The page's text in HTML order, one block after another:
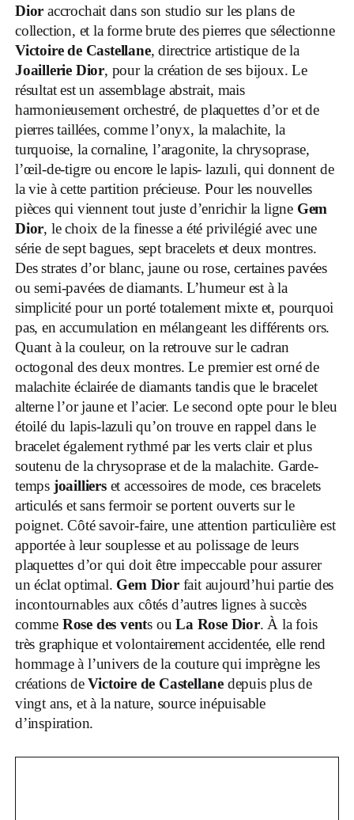
Dior accrochait dans son studio sur les plans de
collection, et la forme brute des pierres que sélectionne
Victoire de Castellane, directrice artistique de la
Joaillerie Dior, pour la création de ses bijoux. Le
résultat est un assemblage abstrait, mais
harmonieusement orchestré, de plaquettes d’or et de
pierres taillées, comme l’onyx, la malachite, la
turquoise, la cornaline, l’aragonite, la chrysoprase,
l’œil-de-tigre ou encore le lapis- lazuli, qui donnent de
la vie à cette partition précieuse. Pour les nouvelles
pièces qui viennent tout juste d’enrichir la ligne Gem
Dior, le choix de la finesse a été privilégié avec une
série de sept bagues, sept bracelets et deux montres.
Des strates d’or blanc, jaune ou rose, certaines pavées
ou semi-pavées de diamants. L’humeur est à la
simplicité pour un porté totalement mixte et, pourquoi
pas, en accumulation en mélangeant les différents ors.
Quant à la couleur, on la retrouve sur le cadran
octogonal des deux montres. Le premier est orné de
malachite éclairée de diamants tandis que le bracelet
alterne l’or jaune et l’acier. Le second opte pour le bleu
étoilé du lapis-lazuli qu’on trouve en rappel dans le
bracelet également rythmé par les verts clair et plus
soutenu de la chrysoprase et de la malachite. Garde-
temps joaillierset accessoires de mode, ces bracelets
articulés et sans fermoir se portent ouverts sur le
poignet. Côté savoir-faire, une attention particulière est
apportée à leur souplesse et au polissage de leurs
plaquettes d’or qui doit être impeccable pour assurer
un éclat optimal. Gem Diorfait aujourd’hui partie des
incontournables aux côtés d’autres lignes à succès
comme Rose des vents ouLa Rose Dior. À la fois
très graphique et volontairement accidentée, elle rend
hommage à l’univers de la couture qui imprègne les
créations deVictoire de Castellane depuis plus de
vingt ans, et à la nature, source inépuisable
d’inspiration.